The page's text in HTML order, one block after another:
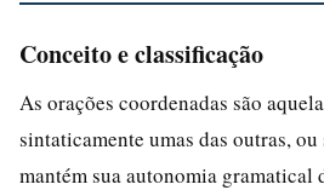
Conceito e classificação
As orações coordenadas são
sintaticamente umas das outras, ou
mantém sua autonomia gramatical